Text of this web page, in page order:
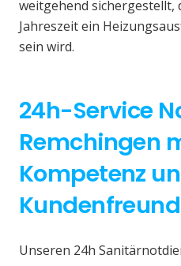
weitgehend sichergestellt,
Jahreszeit ein
sein wird.
24h-Service
Remchingen
Kompetenz
Unseren 24h